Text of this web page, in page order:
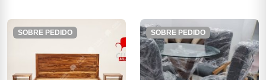
SOBRE PEDIDO SOBRE PEDIDO